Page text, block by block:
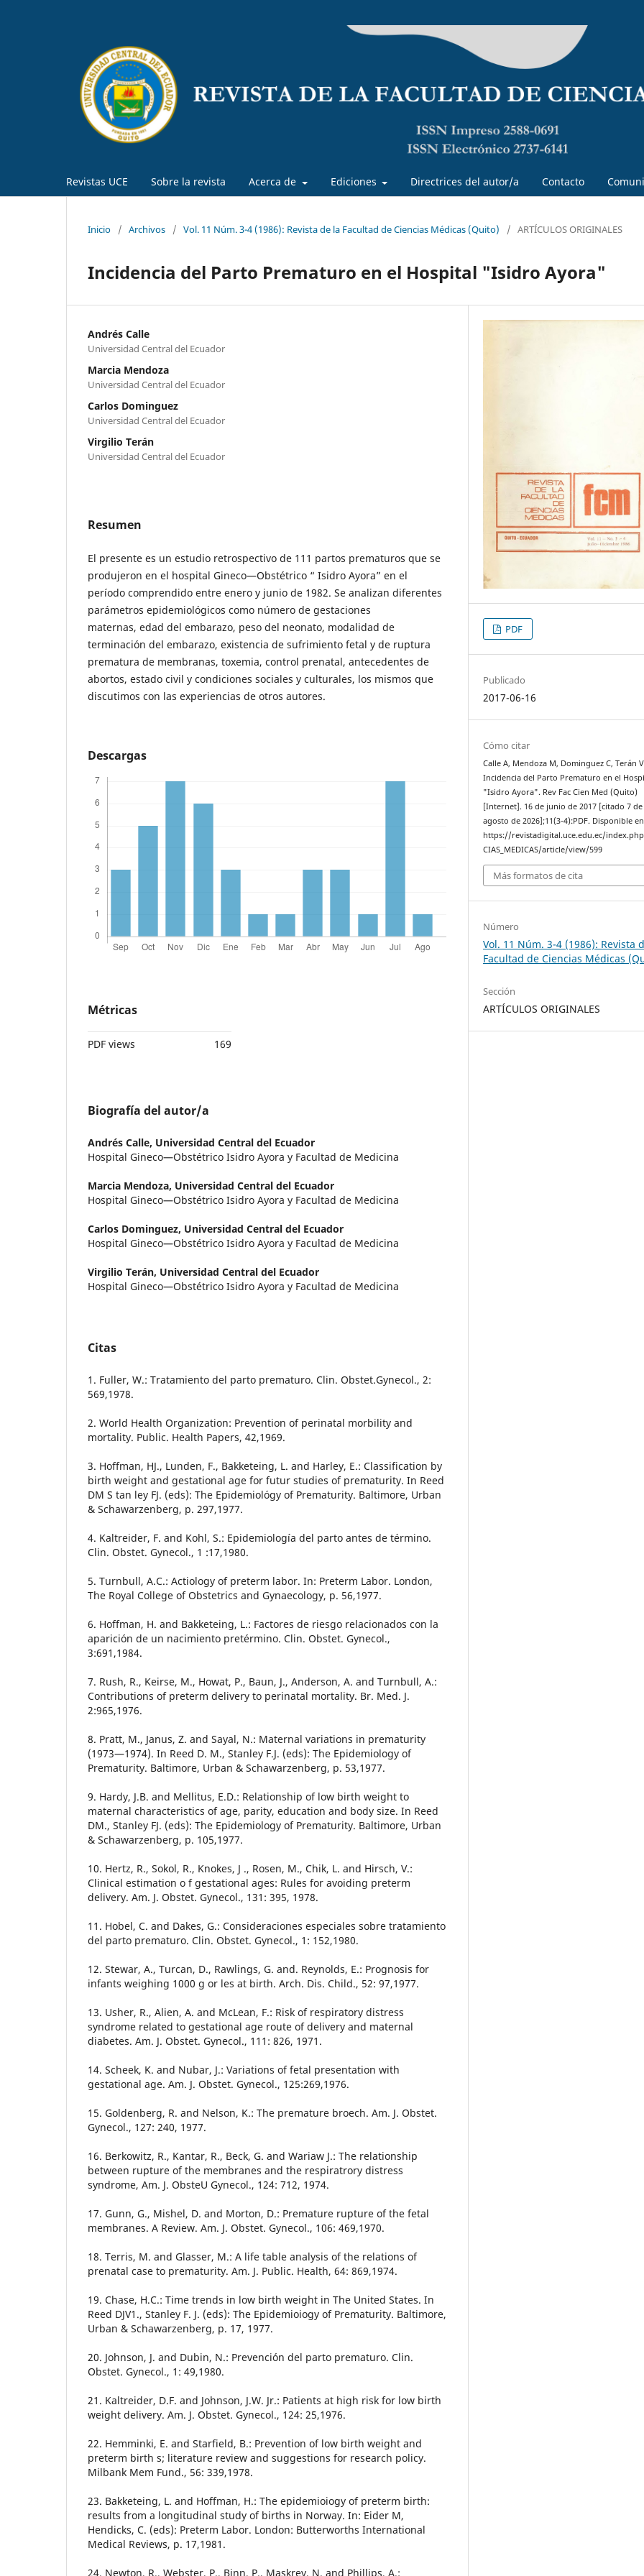
Revistas UCE Sobre la revista Acerca de Ediciones Directrices del autor/a Contacto
Inicio / Archivos / Vol. 11 Núm. 3-4 (1986): Revista de la Facultad de Ciencias Médicas (Quito) / ARTÍCULOS ORIGINALES
Incidencia del Parto Prematuro en el Hospital "Isidro Ayora"
Andrés Calle
Universidad Central del Ecuador
Marcia Mendoza
Universidad Central del Ecuador
Carlos Dominguez
Universidad Central del Ecuador
Virgilio Terán
Universidad Central del Ecuador
Resumen
El presente es un estudio retrospectivo de 111 partos prematuros que se
produjeron en el hospital Gineco—Obstétrico “ Isidro Ayora” en el
período comprendido entre enero y junio de 1982. Se analizan diferentes
parámetros epidemiológicos como número de gestaciones
maternas, edad del embarazo, peso del neonato, modalidad de
terminación del embarazo, existencia de sufrimiento fetal y de ruptura
prematura de membranas, toxemia, control prenatal, antecedentes de
abortos, estado civil y condiciones sociales y culturales, los mismos que
discutimos con las experiencias de otros autores.
Descargas
Métricas
PDF views 169
Biografía del autor/a
Andrés Calle, Universidad Central del Ecuador
Hospital Gineco—Obstétrico Isidro Ayora y Facultad de Medicina
Marcia Mendoza, Universidad Central del Ecuador
Hospital Gineco—Obstétrico Isidro Ayora y Facultad de Medicina
Carlos Dominguez, Universidad Central del Ecuador
Hospital Gineco—Obstétrico Isidro Ayora y Facultad de Medicina
Virgilio Terán, Universidad Central del Ecuador
Hospital Gineco—Obstétrico Isidro Ayora y Facultad de Medicina
Citas
1. Fuller, W.: Tratamiento del parto prematuro. Clin. Obstet.Gynecol., 2:
569,1978.
2. World Health Organization: Prevention of perinatal morbility and
mortality. Public. Health Papers, 42,1969.
3. Hoffman, HJ., Lunden, F., Bakketeing, L. and Harley, E.: Classification by
birth weight and gestational age for futur studies of prematurity. In Reed
DM S tan ley FJ. (eds): The Epidemiológy of Prematurity. Baltimore, Urban
& Schawarzenberg, p. 297,1977.
4. Kaltreider, F. and Kohl, S.: Epidemiología del parto antes de término.
Clin. Obstet. Gynecol., 1 :17,1980.
5. Turnbull, A.C.: Actiology of preterm labor. In: Preterm Labor. London,
The Royal College of Obstetrics and Gynaecology, p. 56,1977.
6. Hoffman, H. and Bakketeing, L.: Factores de riesgo relacionados con la
aparición de un nacimiento pretérmino. Clin. Obstet. Gynecol.,
3:691,1984.
7. Rush, R., Keirse, M., Howat, P., Baun, J., Anderson, A. and Turnbull, A.:
Contributions of preterm delivery to perinatal mortality. Br. Med. J.
2:965,1976.
8. Pratt, M., Janus, Z. and Sayal, N.: Maternal variations in prematurity
(1973—1974). In Reed D. M., Stanley F.J. (eds): The Epidemiology of
Prematurity. Baltimore, Urban & Schawarzenberg, p. 53,1977.
9. Hardy, J.B. and Mellitus, E.D.: Relationship of low birth weight to
maternal characteristics of age, parity, education and body size. In Reed
DM., Stanley FJ. (eds): The Epidemiology of Prematurity. Baltimore, Urban
& Schawarzenberg, p. 105,1977.
10. Hertz, R., Sokol, R., Knokes, J ., Rosen, M., Chik, L. and Hirsch, V.:
Clinical estimation o f gestational ages: Rules for avoiding preterm
delivery. Am. J. Obstet. Gynecol., 131: 395, 1978.
11. Hobel, C. and Dakes, G.: Consideraciones especiales sobre tratamiento
del parto prematuro. Clin. Obstet. Gynecol., 1: 152,1980.
12. Stewar, A., Turcan, D., Rawlings, G. and. Reynolds, E.: Prognosis for
infants weighing 1000 g or les at birth. Arch. Dis. Child., 52: 97,1977.
13. Usher, R., Alien, A. and McLean, F.: Risk of respiratory distress
syndrome related to gestational age route of delivery and maternal
diabetes. Am. J. Obstet. Gynecol., 111: 826, 1971.
14. Scheek, K. and Nubar, J.: Variations of fetal presentation with
gestational age. Am. J. Obstet. Gynecol., 125:269,1976.
15. Goldenberg, R. and Nelson, K.: The premature broech. Am. J. Obstet.
Gynecol., 127: 240, 1977.
16. Berkowitz, R., Kantar, R., Beck, G. and Wariaw J.: The relationship
between rupture of the membranes and the respiratrory distress
syndrome, Am. J. ObsteU Gynecol., 124: 712, 1974.
17. Gunn, G., Mishel, D. and Morton, D.: Premature rupture of the fetal
membranes. A Review. Am. J. Obstet. Gynecol., 106: 469,1970.
18. Terris, M. and Glasser, M.: A life table analysis of the relations of
prenatal case to prematurity. Am. J. Public. Health, 64: 869,1974.
19. Chase, H.C.: Time trends in low birth weight in The United States. In
Reed DJV1., Stanley F. J. (eds): The Epidemioiogy of Prematurity. Baltimore,
Urban & Schawarzenberg, p. 17, 1977.
20. Johnson, J. and Dubin, N.: Prevención del parto prematuro. Clin.
Obstet. Gynecol., 1: 49,1980.
21. Kaltreider, D.F. and Johnson, J.W. Jr.: Patients at high risk for low birth
weight delivery. Am. J. Obstet. Gynecol., 124: 25,1976.
22. Hemminki, E. and Starfield, B.: Prevention of low birth weight and
preterm birth s; literature review and suggestions for research policy.
Milbank Mem Fund., 56: 339,1978.
23. Bakketeing, L. and Hoffman, H.: The epidemioiogy of preterm birth:
results from a longitudinal study of births in Norway. In: Eider M,
Hendicks, C. (eds): Preterm Labor. London: Butterworths International
Medical Reviews, p. 17,1981.
24. Newton, R., Webster, P., Binn, P., Maskrey, N. and Phillips, A.:
PDF
Publicado
2017-06-16
Cómo citar
Calle A, Mendoza M, Dominguez C, Terán
Incidencia del Parto Prematuro en el
"Isidro Ayora". Rev Fac Cien Med (Quito)
[Internet]. 16 de junio de 2017 [citado 7 de
agosto de 2026];11(3-4):PDF. Disponible
https://revistadigital.uce.edu.ec/
CIAS_MEDICAS/article/view/599
Más formatos de cita
Número
Vol. 11 Núm. 3-4 (1986): Revista
Facultad de Ciencias Médicas
Sección
ARTÍCULOS ORIGINALES